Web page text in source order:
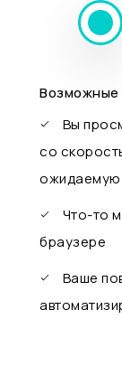
Возможные
Вы
со
ожидаемую
Что-то
браузере
Ваше